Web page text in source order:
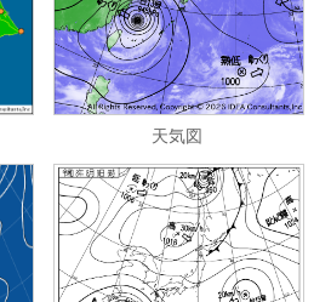
天気図